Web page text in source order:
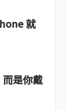
就
是你戴